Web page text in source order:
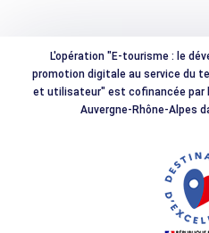
L'opération "E-tourisme : le
promotion digitale au service du
et utilisateur" est cofinancée par
Auvergne-Rhône-Alpes